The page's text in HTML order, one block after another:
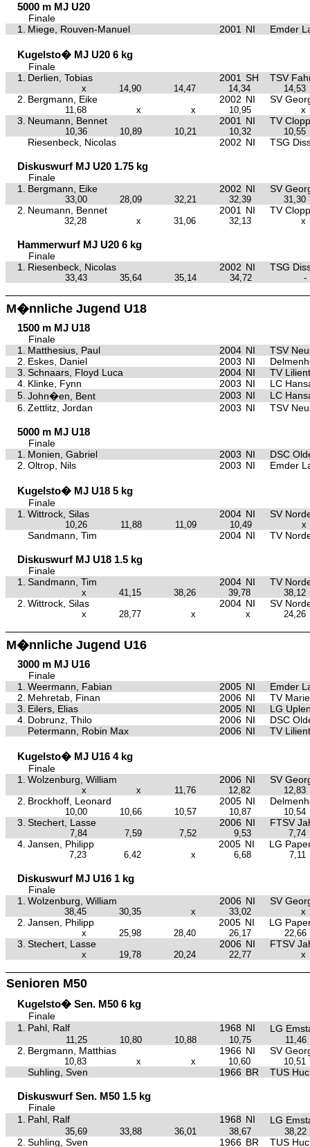
5000 m MJ U20
Finale
1.
Miege, Rouven-Manuel 2001 NI Emder
Kugelsto� MJ U20 6 kg
Finale
1.
Derlien, Tobias 2001 SH TSV
x 14,90 14,47 14,34 14,53
2. Bergmann, Eike 2002 NI SV
11,68 x x 10,95 x
3. Neumann, Bennet 2001 NI TV
10,36 10,89 10,21 10,32 10,55
Riesenbeck, Nicolas 2002 NI TSG
Diskuswurf MJ U20 1.75 kg
Finale
1.
Bergmann, Eike 2002 NI SV
33,00 28,09 32,21 32,39 31,30
2. Neumann, Bennet 2001 NI TV
32,28 x 31,06 32,13 x
Hammerwurf MJ U20 6 kg
Finale
1.
Riesenbeck, Nicolas 2002 NI TSG
33,43 35,64 35,14 34,72 -
M�nnliche Jugend U18
1500 m MJ U18
Finale
1.
Matthesius, Paul 2004 NI
TSV
2. Eskes, Daniel 2003 NI
3. Schnaars, Floyd Luca 2004 NI
TV
4. Klinke, Fynn 2003 NI
LC
5. John�en, Bent 2003 NI
LC
6. Zettlitz, Jordan 2003 NI TSV
5000 m MJ U18
Finale
1.
Monien, Gabriel 2003 NI
DSC
2. Oltrop, Nils 2003 NI Emder
Kugelsto� MJ U18 5 kg
Finale
1.
Wittrock, Silas 2004 NI SV
10,26 11,88 11,09 10,49 x
Sandmann, Tim 2004 NI TV
Diskuswurf MJ U18 1.5 kg
Finale
1.
Sandmann, Tim 2004 NI TV
x 41,15 38,26 39,78 38,12
2. Wittrock, Silas 2004 NI SV
x 28,77 x x 24,26
M�nnliche Jugend U16
3000 m MJ U16
Finale
1.
Weermann, Fabian 2005 NI
Emder
2. Mehretab, Finan 2006 NI
TV
3. Eilers, Elias 2005 NI
LG
4. Dobrunz, Thilo 2006 NI
DSC
Petermann, Robin Max
2006 NI TV
Kugelsto� MJ U16 4 kg
Finale
1.
Wolzenburg, William 2006 NI SV
x x 11,76 12,82 12,83
2. Brockhoff, Leonard 2005 NI
10,00 10,66 10,57 10,87 10,54
3. Stechert, Lasse 2006 NI FTSV
7,84 7,59 7,52 9,53 7,74
4. Jansen, Philipp 2005 NI LG
7,23 6,42 x 6,68 7,11
Diskuswurf MJ U16 1 kg
Finale
1.
Wolzenburg, William 2006 NI SV
38,45 30,35 x 33,02 x
2. Jansen, Philipp 2005 NI LG
x 25,98 28,40 26,17 22,66
3. Stechert, Lasse 2006 NI FTSV
x 19,78 20,24 22,77 x
Senioren M50
Kugelsto� Sen. M50 6 kg
Finale
1.
Pahl, Ralf 1968 NI LG
11,25 10,80 10,88 10,75 11,46
2. Bergmann, Matthias 1966 NI SV
10,83 x x 10,60 10,51
Suhling, Sven 1966 BR TUS
Diskuswurf Sen. M50 1.5 kg
Finale
1.
Pahl, Ralf 1968 NI LG
35,69 33,88 36,01 38,67 38,22
2. Suhling, Sven 1966 BR TUS